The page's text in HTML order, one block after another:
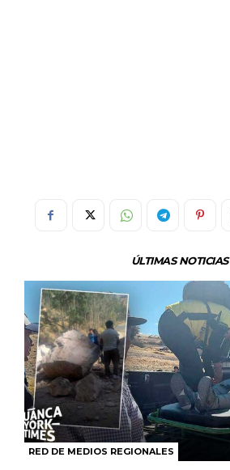
ÚLTIMAS NOTICIAS
RED DE MEDIOS REGIONALES